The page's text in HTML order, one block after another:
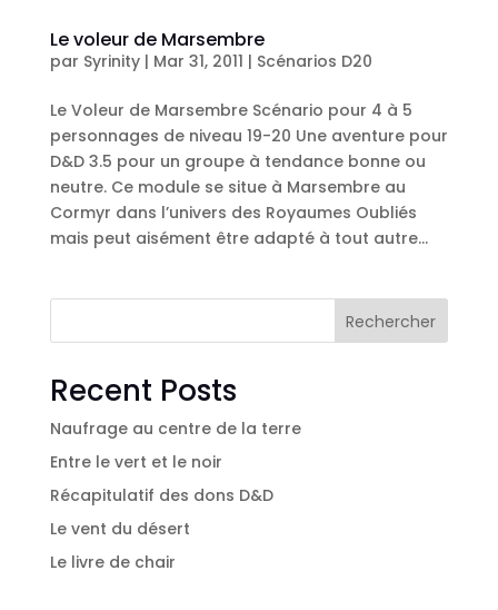
Le voleur de Marsembre
par Syrinity| Mar 31, 2011 | Scénarios D20
Le Voleur de Marsembre Scénario pour 4 à 5
personnages de niveau 19-20 Une aventure pour
D&D 3.5 pour un groupe à tendance bonne ou
neutre. Ce module se situe à Marsembre au
Cormyr dans l’univers des Royaumes Oubliés
mais peut aisément être adapté à tout autre...
Rechercher
Recent Posts
Naufrage au centre de la terre
Entre le vert et le noir
Récapitulatif des dons D&D
Le vent du désert
Le livre de chair